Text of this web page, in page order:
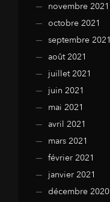
novembre 2021
octobre 2021
septembre 2021
août 2021
juillet 2021
juin 2021
mai 2021
avril 2021
mars 2021
février 2021
janvier 2021
décembre 2020